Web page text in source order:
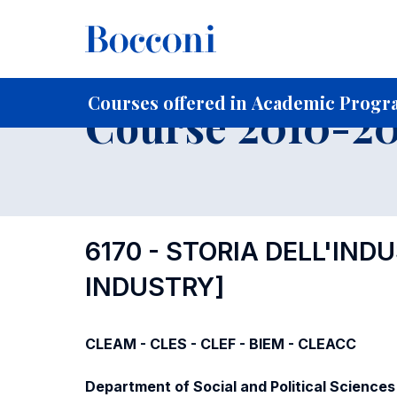
Courses offered in Academic
Home For current Students
Course 2010-
6170 - STORIA
INDUSTRY]
CLEAM - CLES - CLEF - BIEM - CLEACC
Department of Social and Political Sciences